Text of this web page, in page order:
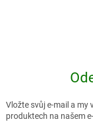
Vložte svůj e-mail a my
produktech na našem